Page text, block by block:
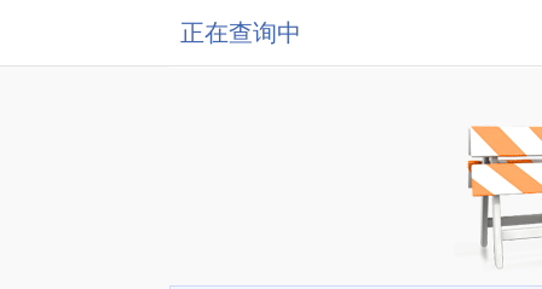
正在查询中